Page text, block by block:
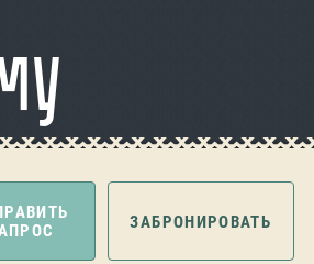
ЗАБРОНИРОВАТЬ